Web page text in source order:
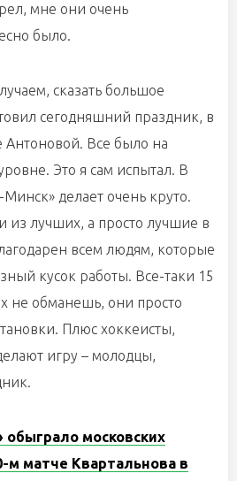
мне они очень
было.
сказать большое
сегодняшний праздник, в
Антоновой. Все было на
Это я сам испытал. В
делает очень круто.
из лучших, а просто лучшие в
всем людям, которые
кусок работы. Все-таки 15
не обманешь, они просто
Плюс хоккеисты,
игру – молодцы,
московских
м матче Квартальнова в